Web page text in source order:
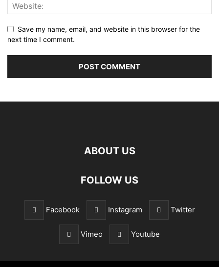
Save my name, email, and website in this browser for the
next time I comment.
ABOUT US
FOLLOW US
Facebook Instagram Twitter
Vimeo Youtube